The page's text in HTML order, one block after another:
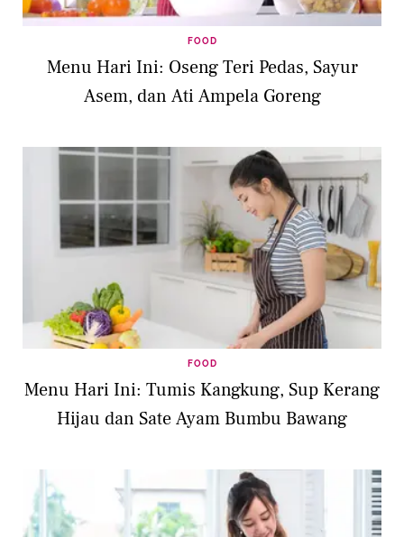
FOOD
Menu Hari Ini: Oseng Teri Pedas, Sayur
Asem, dan Ati Ampela Goreng
FOOD
Menu Hari Ini: Tumis Kangkung, Sup Kerang
Hijau dan Sate Ayam Bumbu Bawang